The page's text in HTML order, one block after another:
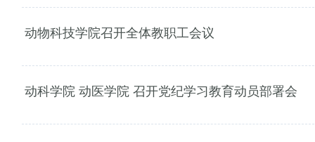
动物科技学院召开全体教职工会议
动科学院 动医学院 召开党纪学习教育动员部署会